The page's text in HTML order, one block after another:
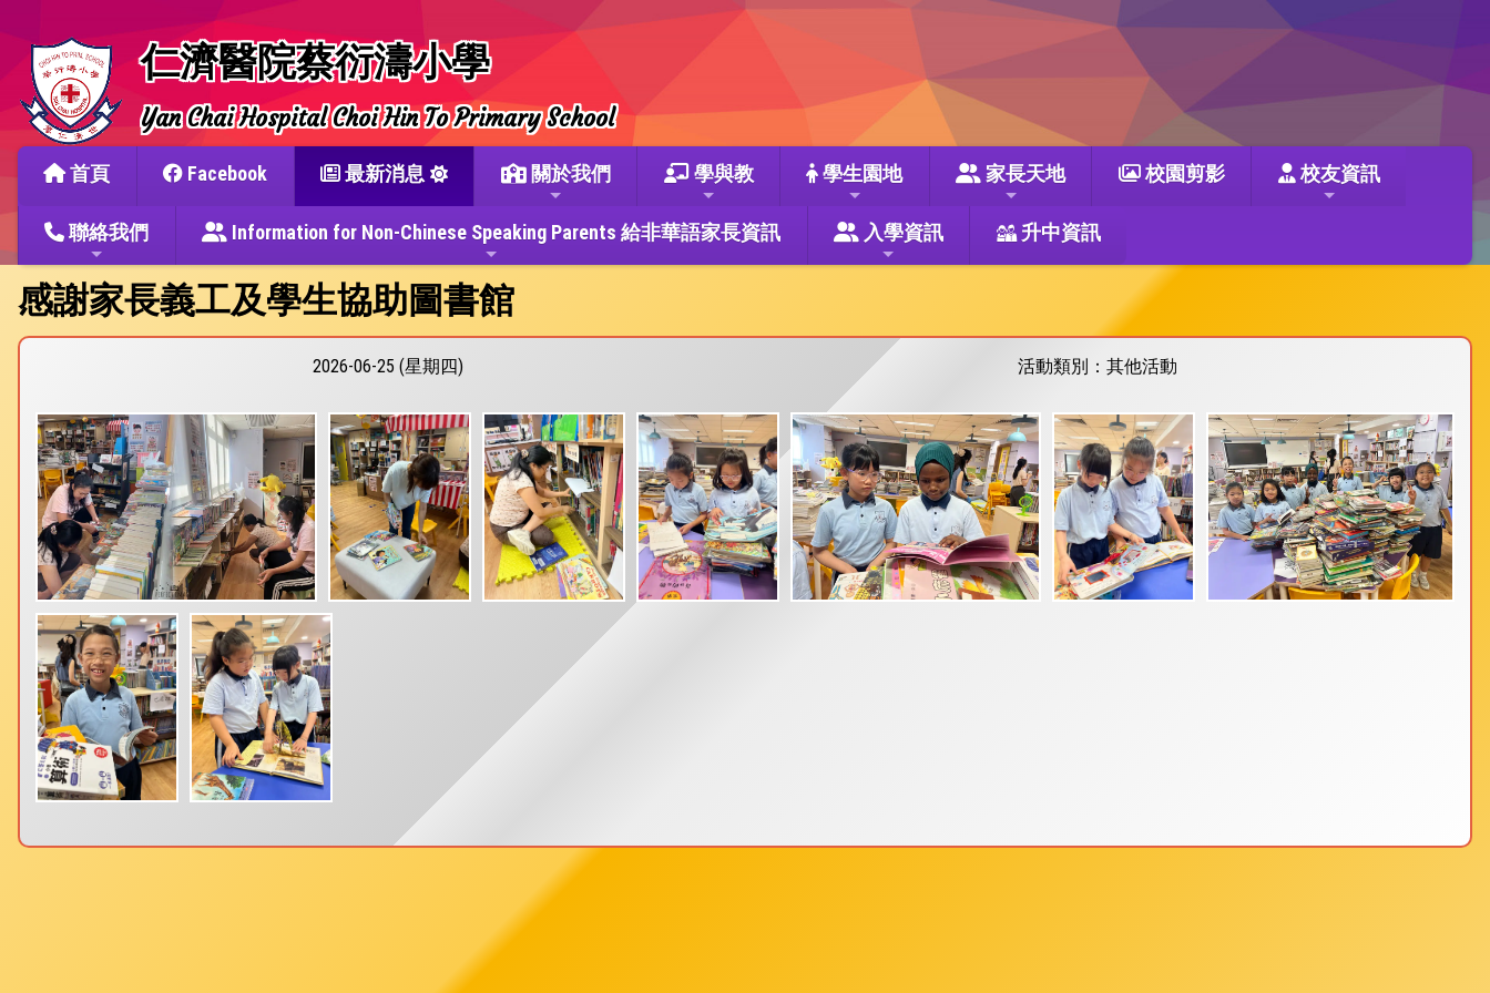
仁濟醫院蔡衍濤小學
Yan Chai Hospital Choi Hin To Primary School
首頁 Facebook 最新消息 關於我們 學與教 學生園地 家長天地 校園剪影 校友資訊
聯絡我們 Information for Non-Chinese Speaking Parents 給非華語家長資訊 入學資訊 升中資訊
感謝家長義工及學生協助圖書館
2026-06-25 (星期四) 活動類別：其他活動